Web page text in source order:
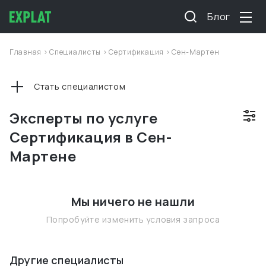
Блог
Главная >Специалисты >Сертификация >Сен-Мартен
Эксперты по услуге
Сертификация в Сен-
Мартене
Стать специалистом
Мы ничего не нашли
Попробуйте изменить условия запроса
Другие специалисты